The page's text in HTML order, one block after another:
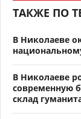
ТАКЖЕ ПО
В Николаеве
В Николаеве
современную
склад